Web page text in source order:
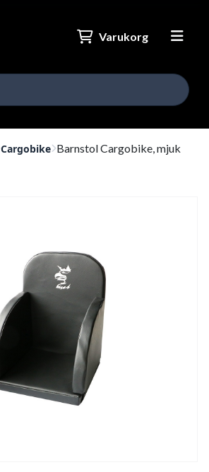
Varukorg
Cargobike Barnstol Cargobike, mjuk